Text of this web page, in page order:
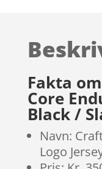
på
mmelser
Fakta
Core
Black /
Navn:
Logo